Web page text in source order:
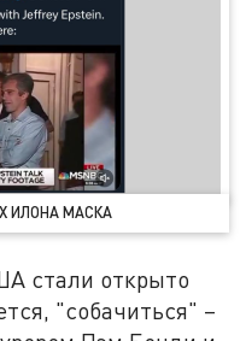
ИЛОНА МАСКА
стали открыто
"собачиться" –